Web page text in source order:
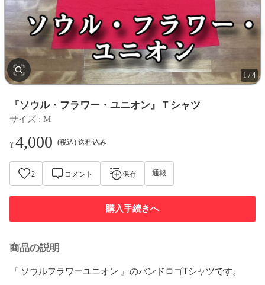
1 /4
『ソウル・フラワー・ユニオン』Ｔシャツ
サイズ : M
¥4,000 (税込) 送料込み
2 コメント 保存 通報
購入手続きへ
商品の説明
『 ソウルフラワーユニオン 』のバンドロゴTシャツです。